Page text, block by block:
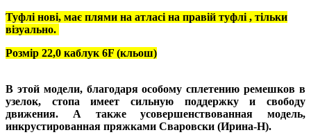
Туфлі нові, має плями на атласі на правій туфлі , тільки
візуально.
Розмір 22,0 каблук 6F (кльош)
В этой модели, благодаря особому сплетению ремешков в
узелок, стопа имеет сильную поддержку и свободу
движения. А также усовершенствованная модель,
инкрустированная пряжками Сваровски (Ирина-Н).